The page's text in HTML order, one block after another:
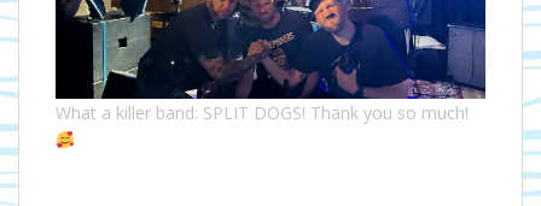
What a killer band: SPLIT DOGS! Thank you so much!